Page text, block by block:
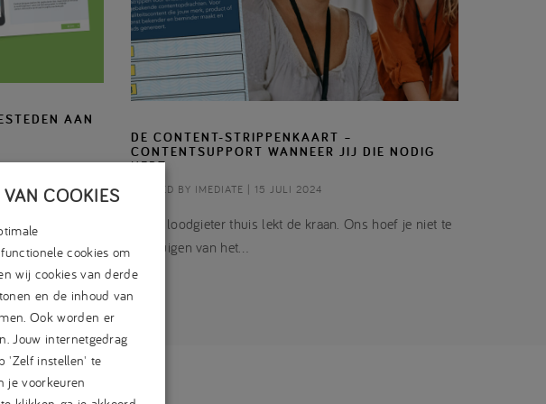
AAN
niet heel veel
DE CONTENT-STRIPPENKAART –
CONTENTSUPPORT WANNEER JIJ DIE NODIG
HEBT
POSTED BY IMEDIATE | 15 JULI 2024
Bij de loodgieter thuis lekt de kraan. Ons hoef je niet te
overtuigen van het…
COOKIES
cookies om
wij cookies van derde
en de inhoud van
Ook worden er
Jouw internetgedrag
'Zelf instellen' te
je voorkeuren